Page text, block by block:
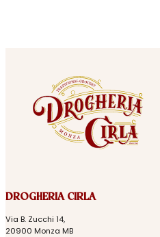
DROGHERIA CIRLA
Via B. Zucchi 14,
20900 Monza MB